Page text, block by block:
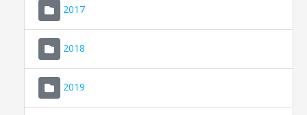
2017
2018
2019